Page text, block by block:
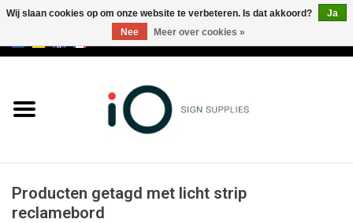
Merken
Bel ons op +32 3 353 67 63
Producten getagd met licht strip
reclamebord
Wij slaan cookies op om onze website te verbeteren. Is dat akkoord?
Ja
Nee
Meer over cookies »